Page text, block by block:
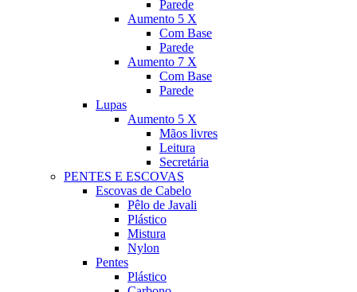
Parede
Aumento 5 X
Com Base
Parede
Aumento 7 X
Com Base
Parede
Lupas
Aumento 5 X
Mãos livres
Leitura
Secretária
PENTES E ESCOVAS
Escovas de Cabelo
Pêlo de Javali
Plástico
Mistura
Nylon
Pentes
Plástico